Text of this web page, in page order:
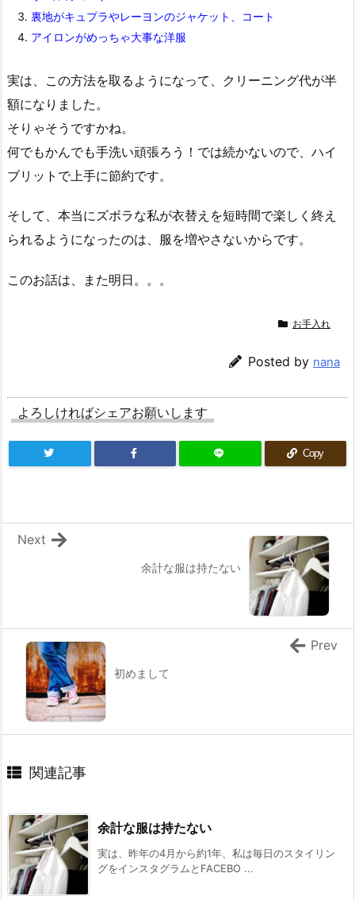
裏地がキュプラやレーヨンのジャケット、コート
アイロンがめっちゃ大事な洋服
実は、この方法を取るようになって、クリーニング代が半
額になりました。
そりゃそうですかね。
何でもかんでも手洗い頑張ろう！では続かないので、ハイ
ブリットで上手に節約です。
そして、本当にズボラな私が衣替えを短時間で楽しく終え
られるようになったのは、服を増やさないからです。
このお話は、また明日。。。
お手入れ
Posted by nana
よろしければシェアお願いします
Copy
余計な服は持たない
Next
初めまして
Prev
関連記事
余計な服は持たない
実は、昨年の4月から約1年、私は毎日のスタイリン
グをインスタグラムとFACEBO ...